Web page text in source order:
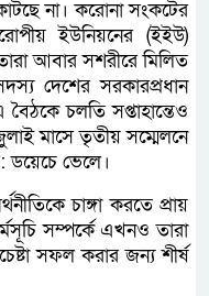
না। করোনা সংকটের
ইউনিয়নের (ইইউ)
আবার সশরীরে মিলিত
দেশের সরকারপ্রধান
চলতি সপ্তাহান্তেও
মাসে তৃতীয় সম্মেলনে
ডয়েচে ভেলে।
চাঙ্গা করতে প্রায়
সম্পর্কে এখনও তারা
সফল করার জন্য শীর্ষ